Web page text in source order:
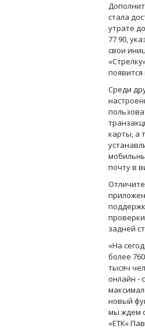
стала
утрате
77 90,
свои
Среди
карты, а
почту в
задней
«На
более
тысяч
онлайн -
новый
мы ждем
«ЕТК»